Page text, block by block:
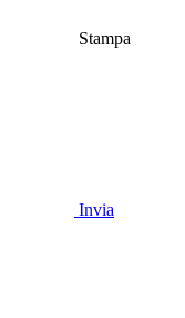
Stampa
Invia